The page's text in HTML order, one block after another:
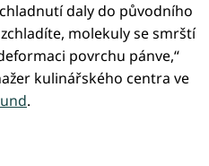
daly do původního
molekuly se smrští
povrchu pánve,“
kulinářského centra ve
.